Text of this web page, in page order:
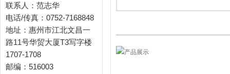
联系人：范志华
电话/传真：0752-7168848
地址：惠州市江北文昌一
路11号华贸大厦T3写字楼
1707-1708
邮编：516003